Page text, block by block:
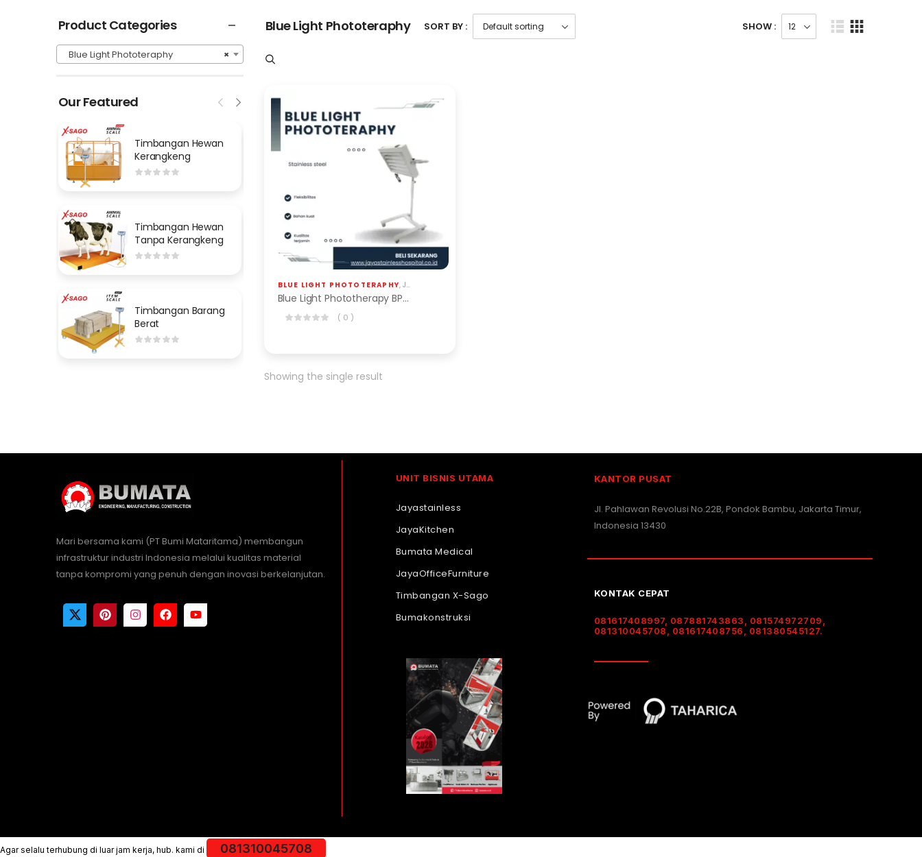
Product Categories
×
Blue Light Phototeraphy
Our Featured
Timbangan Hewan
Kerangkeng
Timbangan Hewan
Tanpa Kerangkeng
Timbangan Barang
Berat
Timbangan Hewan
Hidup Portable
Troli Barang Lipat Besi
Blue Light Phototeraphy SORT BY : SHOW :
BLUE LIGHT PHOTOTERAPHY,JS HOSPITAL EQP
Blue Light Phototherapy BPT-301-5L
( 0 )
Showing the single result
Mari bersama kami (PT Bumi Mataritama) membangun
infrastruktur industri Indonesia melalui kualitas material
tanpa kompromi yang penuh dengan inovasi berkelanjutan.
UNIT BISNIS UTAMA
Jayastainless
JayaKitchen
Bumata Medical
JayaOfficeFurniture
Timbangan X-Sago
Bumakonstruksi
KANTOR PUSAT
Jl. Pahlawan Revolusi No.22B, Pondok Bambu, Jakarta Timur,
Indonesia 13430
KONTAK CEPAT
081617408997, 087881743863, 081574972709,
081310045708, 081617408756, 081380545127.
Agar selalu terhubung di luar jam kerja, hub. kami di 081310045708